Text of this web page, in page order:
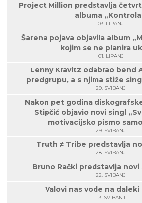
Project Million predstavlja
albuma
03. LIPANJ
Šarena pojava objavila album
kojim se ne planira
01. LIPANJ
Lenny Kravitz odabrao bend
predgrupu, a s njima stiže
29. SVIBANJ
Nakon pet godina
Stipčić objavio novi singl
motivacijsko pismo
29. SVIBANJ
Truth ≠ Tribe predstavlja
28. SVIBANJ
Bruno Rački predstavlja novi
22. SVIBANJ
Valovi nas vode na daleki
13. SVIBANJ